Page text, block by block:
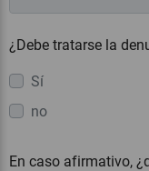
¿Debe tratarse la
Sí
no
En caso afirmativo,